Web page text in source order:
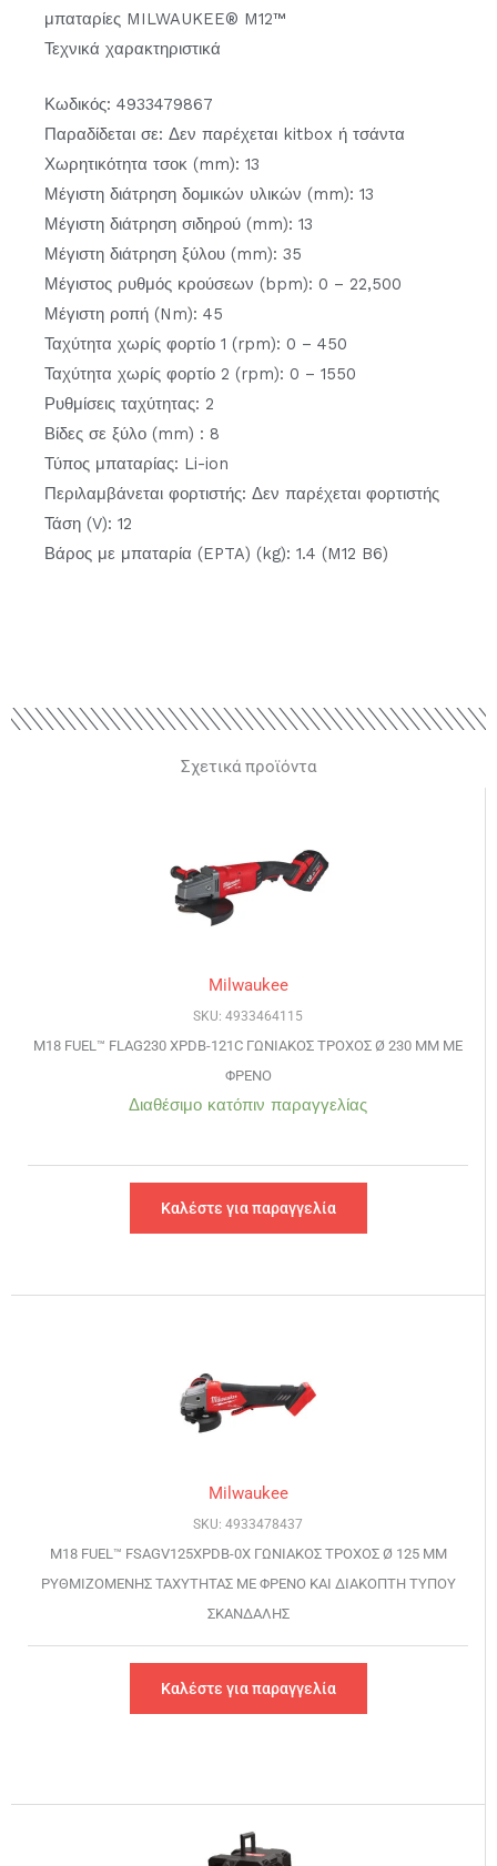
μπαταρίες MILWAUKEE® M12™
Τεχνικά χαρακτηριστικά
Κωδικός: 4933479867
Παραδίδεται σε: Δεν παρέχεται kitbox ή τσάντα
Χωρητικότητα τσοκ (mm): 13
Μέγιστη διάτρηση δομικών υλικών (mm): 13
Μέγιστη διάτρηση σιδηρού (mm): 13
Μέγιστη διάτρηση ξύλου (mm): 35
Μέγιστος ρυθμός κρούσεων (bpm): 0 – 22,500
Μέγιστη ροπή (Nm): 45
Ταχύτητα χωρίς φορτίο 1 (rpm): 0 – 450
Ταχύτητα χωρίς φορτίο 2 (rpm): 0 – 1550
Ρυθμίσεις ταχύτητας: 2
Βίδες σε ξύλο (mm) : 8
Τύπος μπαταρίας: Li-ion
Περιλαμβάνεται φορτιστής: Δεν παρέχεται φορτιστής
Τάση (V): 12
Βάρος με μπαταρία (EPTA) (kg): 1.4 (M12 B6)
Σχετικά προϊόντα
Milwaukee
SKU: 4933464115
M18 FUEL™ FLAG230 XPDB-121C ΓΩΝΙΑΚΟΣ ΤΡΟΧΟΣ Ø 230 MM ΜΕ
ΦΡΕΝΟ
Διαθέσιμο κατόπιν παραγγελίας
Καλέστε για παραγγελία
Milwaukee
SKU: 4933478437
M18 FUEL™ FSAGV125XPDB-0X ΓΩΝΙΑΚΟΣ ΤΡΟΧΟΣ Ø 125 MM
ΡΥΘΜΙΖΟΜΕΝΗΣ ΤΑΧΥΤΗΤΑΣ ΜΕ ΦΡΕΝΟ ΚΑΙ ΔΙΑΚΟΠΤΗ ΤΥΠΟΥ
ΣΚΑΝΔΑΛΗΣ
Καλέστε για παραγγελία